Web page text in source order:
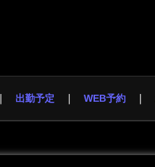
出勤予定 WEB予約